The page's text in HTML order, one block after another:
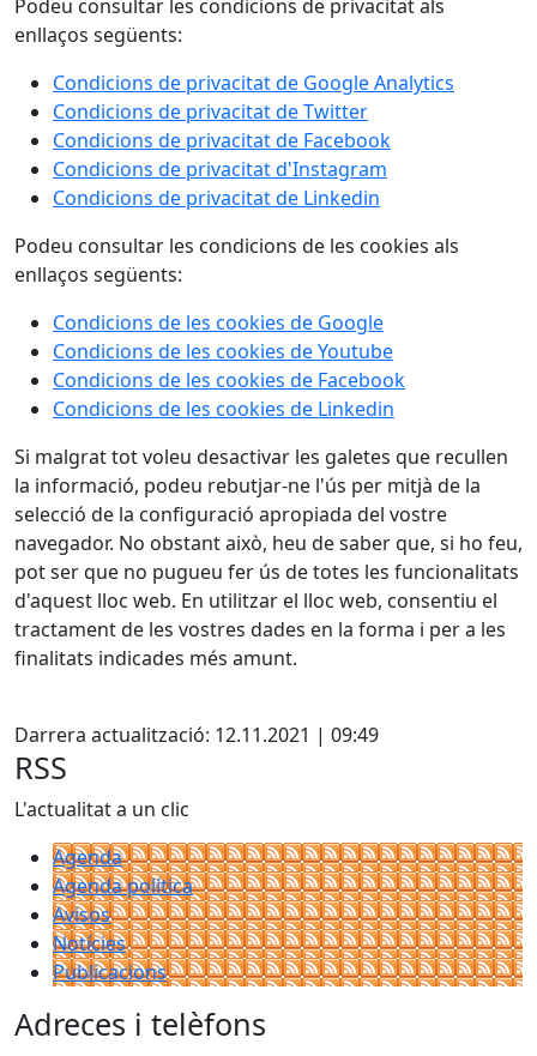
Podeu consultar les condicions de privacitat als
enllaços següents:
Condicions de privacitat de Google Analytics
Condicions de privacitat de Twitter
Condicions de privacitat de Facebook
Condicions de privacitat d'Instagram
Condicions de privacitat de Linkedin
Podeu consultar les condicions de les cookies als
enllaços següents:
Condicions de les cookies de Google
Condicions de les cookies de Youtube
Condicions de les cookies de Facebook
Condicions de les cookies de Linkedin
Si malgrat tot voleu desactivar les galetes que recullen
la informació, podeu rebutjar-ne l'ús per mitjà de la
selecció de la configuració apropiada del vostre
navegador. No obstant això, heu de saber que, si ho feu,
pot ser que no pugueu fer ús de totes les funcionalitats
d'aquest lloc web. En utilitzar el lloc web, consentiu el
tractament de les vostres dades en la forma i per a les
finalitats indicades més amunt.
Darrera actualització: 12.11.2021 | 09:49
RSS
L'actualitat a un clic
Agenda
Agenda política
Avisos
Notícies
Publicacions
Adreces i telèfons